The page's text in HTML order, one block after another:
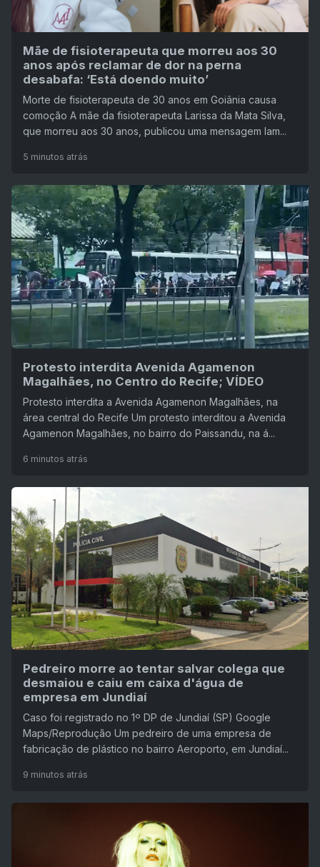
Mãe de fisioterapeuta que morreu aos 30
anos após reclamar de dor na perna
desabafa: ‘Está doendo muito’
Morte de fisioterapeuta de 30 anos em Goiânia causa
comoção A mãe da fisioterapeuta Larissa da Mata Silva,
que morreu aos 30 anos, publicou uma mensagem lam...
5 minutos atrás
Protesto interdita Avenida Agamenon
Magalhães, no Centro do Recife; VÍDEO
Protesto interdita a Avenida Agamenon Magalhães, na
área central do Recife Um protesto interditou a Avenida
Agamenon Magalhães, no bairro do Paissandu, na á...
6 minutos atrás
Pedreiro morre ao tentar salvar colega que
desmaiou e caiu em caixa d'água de
empresa em Jundiaí
Caso foi registrado no 1º DP de Jundiaí (SP) Google
Maps/Reprodução Um pedreiro de uma empresa de
fabricação de plástico no bairro Aeroporto, em Jundiaí...
9 minutos atrás